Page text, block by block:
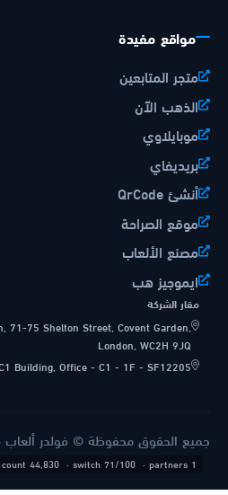
مواقع مفيدة
متجر المتابعين
الذهب الآن
موبايلاوي
بريديفاي
أنشئ QrCode
موقع الصراحة
مصنع الألعاب
ايموجيز هب
مقار الشركة
71-75 Shelton Street, Covent Garden,
London, WC2H 9JQ
Building, Office - C1 - 1F - SF12205
جميع الحقوق محفوظة © فولدر ألعاب 2026
count 44,830 · switch 71/100 · partners 1